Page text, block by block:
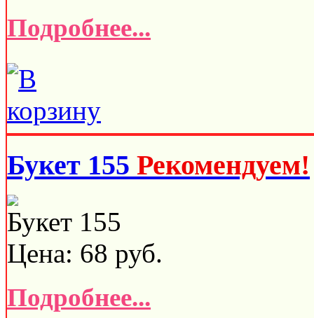
Подробнее...
Букет 155 Рекомендуем!
Букет 155
Цена: 68 руб.
Подробнее...